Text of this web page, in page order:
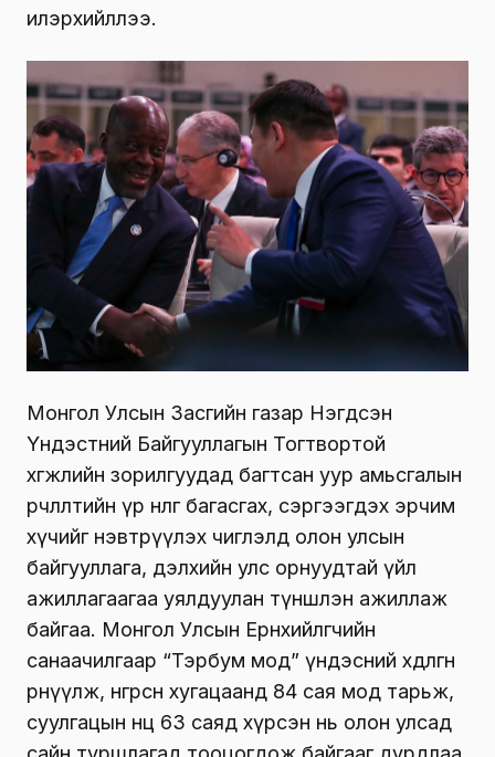
илэрхийллээ.
Монгол Улсын Засгийн газар Нэгдсэн
Үндэстний Байгууллагын Тогтвортой
хөгжлийн зорилгуудад багтсан уур амьсгалын
өөрчлөлтийн үр нөлөөг багасгах, сэргээгдэх эрчим
хүчийг нэвтрүүлэх чиглэлд олон улсын
байгууллага, дэлхийн улс орнуудтай үйл
ажиллагаагаа уялдуулан түншлэн ажиллаж
байгаа. Монгол Улсын Ерөнхийлөгчийн
санаачилгаар “Тэрбум мод” үндэсний хөдөлгөөн
өрнүүлж, өнгөрсөн хугацаанд 84 сая мод тарьж,
суулгацын нөөц 63 саяд хүрсэн нь олон улсад